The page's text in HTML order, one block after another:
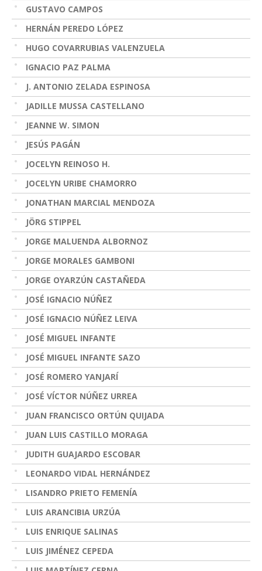
GUSTAVO CAMPOS
HERNÁN PEREDO LÓPEZ
HUGO COVARRUBIAS VALENZUELA
IGNACIO PAZ PALMA
J. ANTONIO ZELADA ESPINOSA
JADILLE MUSSA CASTELLANO
JEANNE W. SIMON
JESÚS PAGÁN
JOCELYN REINOSO H.
JOCELYN URIBE CHAMORRO
JONATHAN MARCIAL MENDOZA
JÖRG STIPPEL
JORGE MALUENDA ALBORNOZ
JORGE MORALES GAMBONI
JORGE OYARZÚN CASTAÑEDA
JOSÉ IGNACIO NÚÑEZ
JOSÉ IGNACIO NÚÑEZ LEIVA
JOSÉ MIGUEL INFANTE
JOSÉ MIGUEL INFANTE SAZO
JOSÉ ROMERO YANJARÍ
JOSÉ VÍCTOR NÚÑEZ URREA
JUAN FRANCISCO ORTÚN QUIJADA
JUAN LUIS CASTILLO MORAGA
JUDITH GUAJARDO ESCOBAR
LEONARDO VIDAL HERNÁNDEZ
LISANDRO PRIETO FEMENÍA
LUIS ARANCIBIA URZÚA
LUIS ENRIQUE SALINAS
LUIS JIMÉNEZ CEPEDA